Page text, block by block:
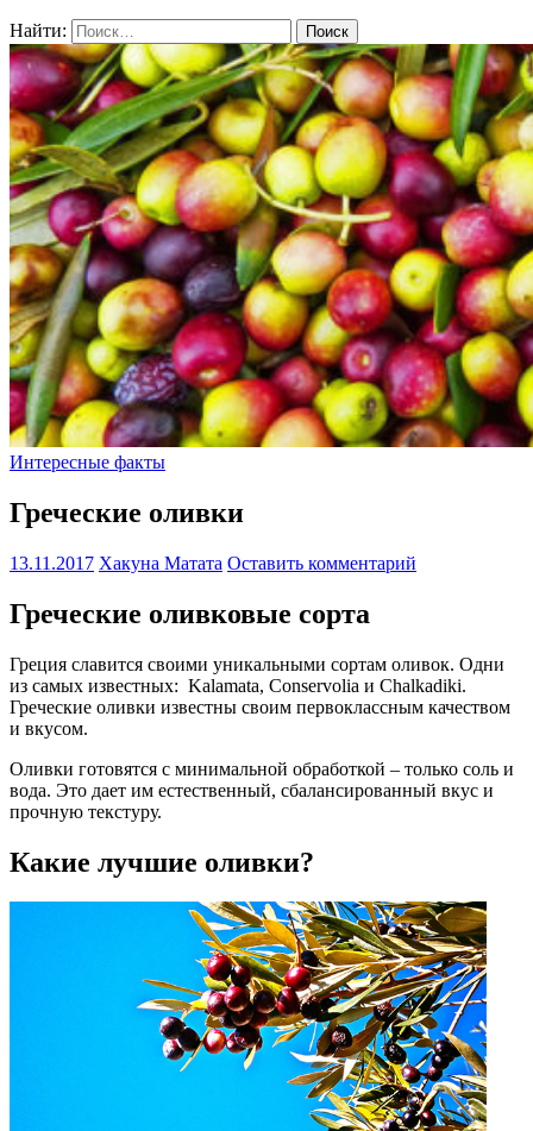
Найти:
Интересные факты
Греческие оливки
13.11.2017 Хакуна Матата Оставить комментарий
Греческие оливковые сорта
Греция славится своими уникальными сортам оливок. Одни
из самых известных: Kalamata, Conservolia и Chalkadiki.
Греческие оливки известны своим первоклассным качеством
и вкусом.
Оливки готовятся с минимальной обработкой – только соль и
вода. Это дает им естественный, сбалансированный вкус и
прочную текстуру.
Какие лучшие оливки?